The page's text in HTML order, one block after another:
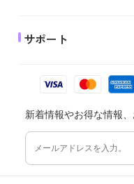
サポート
新着情報やお得な情報